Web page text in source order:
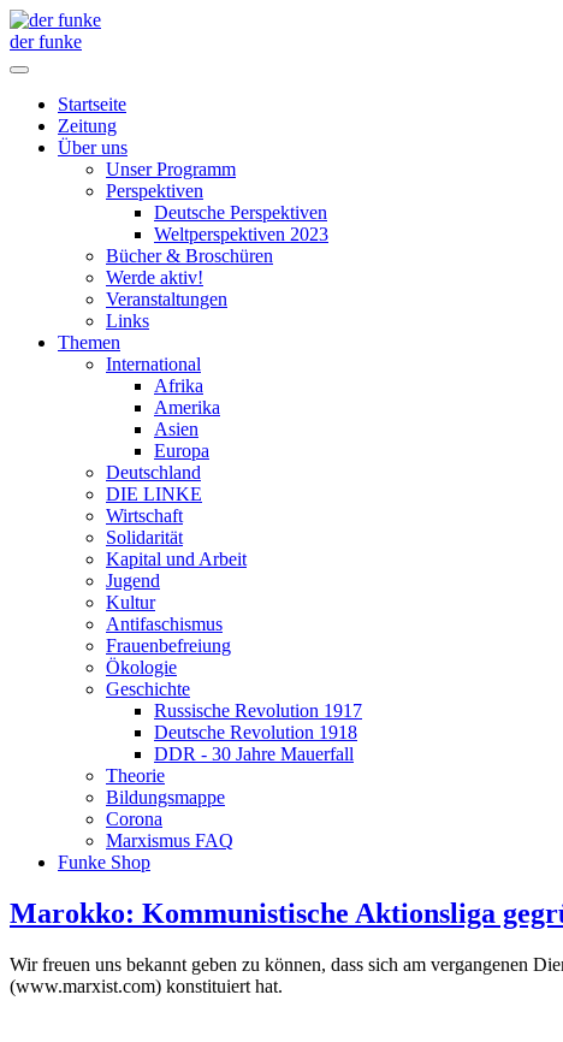
der funke
Startseite
Zeitung
Über uns
Unser Programm
Perspektiven
Deutsche Perspektiven
Weltperspektiven 2023
Bücher & Broschüren
Werde aktiv!
Veranstaltungen
Links
Themen
International
Afrika
Amerika
Asien
Europa
Deutschland
DIE LINKE
Wirtschaft
Solidarität
Kapital und Arbeit
Jugend
Kultur
Antifaschismus
Frauenbefreiung
Ökologie
Geschichte
Russische Revolution 1917
Deutsche Revolution 1918
DDR - 30 Jahre Mauerfall
Theorie
Bildungsmappe
Corona
Marxismus FAQ
Funke Shop
Marokko: Kommunistische Aktionsliga
Wir freuen uns bekannt geben zu können, dass sich am vergangenen
(www.marxist.com) konstituiert hat.